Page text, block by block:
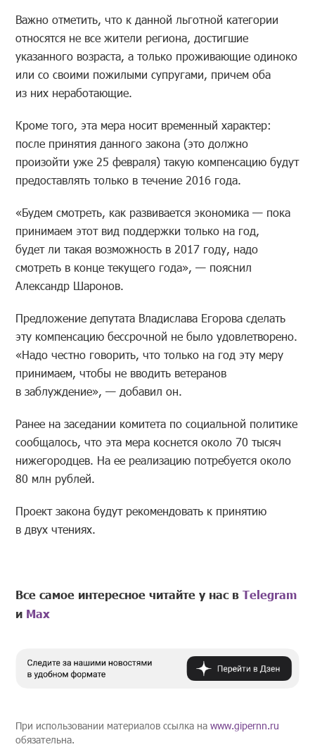
Важно отметить, что к данной льготной категории
относятся не все жители региона, достигшие
указанного возраста, а только проживающие одиноко
или со своими пожилыми супругами, причем оба
из них неработающие.
Кроме того, эта мера носит временный характер:
после принятия данного закона (это должно
произойти уже 25 февраля) такую компенсацию будут
предоставлять только в течение 2016 года.
«Будем смотреть, как развивается экономика — пока
принимаем этот вид поддержки только на год,
будет ли такая возможность в 2017 году, надо
смотреть в конце текущего года», — пояснил
Александр Шаронов.
Предложение депутата Владислава Егорова сделать
эту компенсацию бессрочной не было удовлетворено.
«Надо честно говорить, что только на год эту меру
принимаем, чтобы не вводить ветеранов
в заблуждение», — добавил он.
Ранее на заседании комитета по социальной политике
сообщалось, что эта мера коснется около 70 тысяч
нижегородцев. На ее реализацию потребуется около
80 млн рублей.
Проект закона будут рекомендовать к принятию
в двух чтениях.
Все самое интересное читайте у нас вTelegram
и Mах
При использовании материалов ссылка наwww.gipernn.ru
обязательна.